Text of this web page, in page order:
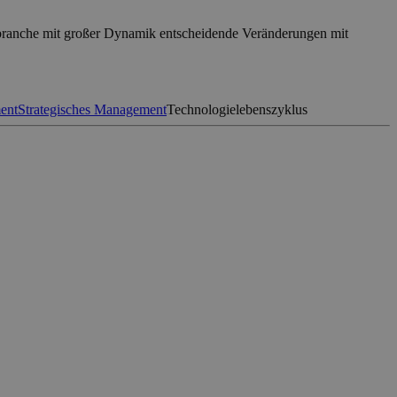
mit großer Dynamik entscheidende Veränderungen mit
Strategisches ManagementTechnologielebenszyklus